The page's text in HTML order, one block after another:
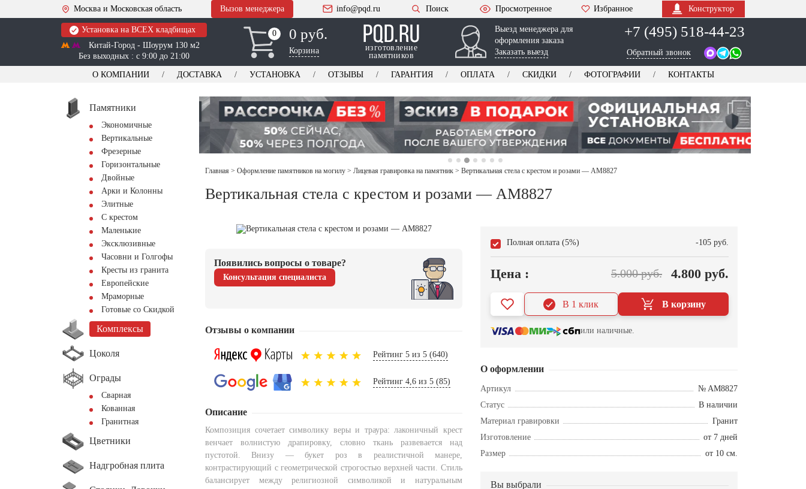
Москва и Московская область Вызов менеджера info@pqd.ru Поиск Просмотренное Избранное Конструктор
Установка на ВСЕХ кладбищах
Китай-Город - Шоурум 130 м2
Без выходных : с 9:00 до 21:00
0
0 0 руб.
Корзина
изготовление
памятников
Выезд менеджера для
оформления заказа
Заказать выезд
+7 (495) 518-44-23
Обратный звонок
О КОМПАНИИ ДОСТАВКА УСТАНОВКА ОТЗЫВЫ ГАРАНТИЯ ОПЛАТА СКИДКИ ФОТОГРАФИИ КОНТАКТЫ
Памятники
Экономичные
Вертикальные
Фрезерные
Горизонтальные
Двойные
Арки и Колонны
Элитные
С крестом
Маленькие
Эксклюзивные
Часовни и Голгофы
Кресты из гранита
Европейские
Мраморные
Готовые со Скидкой
Комплексы
Цоколя
Ограды
Сварная
Кованная
Гранитная
Цветники
Надгробная плита
Главная > Оформление памятников на могилу > Лицевая гравировка на памятник > Вертикальная стела с крестом и розами — AM8827
Вертикальная стела с крестом и розами — AM8827
Появились вопросы о товаре?
Консультация специалиста
Отзывы о компании
Рейтинг 5 из 5 (640)
Рейтинг 4,6 из 5 (85)
Описание
Композиция сочетает символику веры и траура: лаконичный крест
венчает волнистую драпировку, словно ткань развевается над
пустотой. Внизу — букет роз в реалистичной манере,
контрастирующий с геометрической строгостью верхней части. Стиль
балансирует между религиозной символикой и натуральным
Полная оплата (5%) -105 руб.
Цена : 5.000 руб. 4.800 руб.
В корзину
В 1 клик
или наличные.
О оформлении
Артикул
№ AM8827
Статус
В наличии
Материал гравировки
Гранит
Изготовление
от 7 дней
Размер
от 10 см.
Вы выбрали